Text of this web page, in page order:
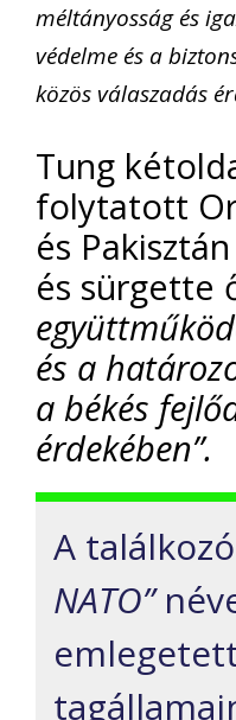
méltányosság és
védelme és a
közös válaszadás
Tung
folytatott
és
és sürgette
és a
a békés
érdekében”.
A
NATO”